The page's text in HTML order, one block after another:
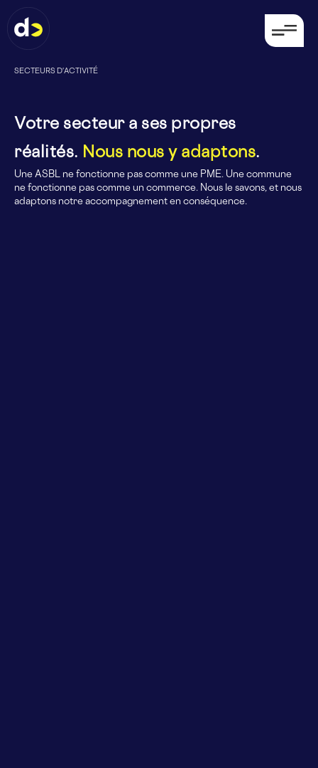
SECTEURS D'ACTIVITÉ
Votre secteur a ses propres
réalités. Nous nous y adaptons.
Une ASBL ne fonctionne pas comme une PME. Une commune
ne fonctionne pas comme un commerce. Nous le savons, et nous
adaptons notre accompagnement en conséquence.